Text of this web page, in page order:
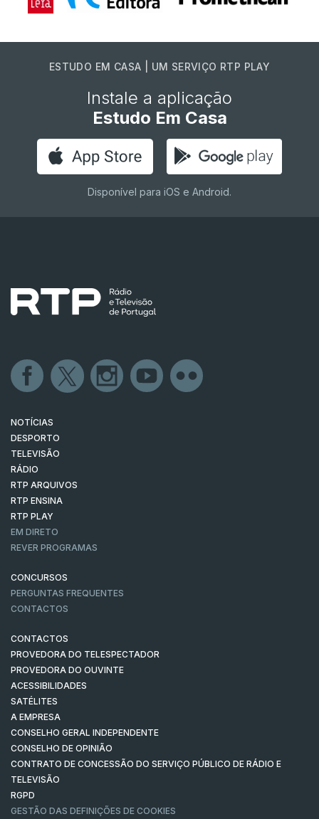
ESTUDO EM CASA | UM SERVIÇO RTP PLAY
Instale a aplicação
Estudo Em Casa
Disponível para iOS e Android.
NOTÍCIAS
DESPORTO
TELEVISÃO
RÁDIO
RTP ARQUIVOS
RTP ENSINA
RTP PLAY
EM DIRETO
REVER PROGRAMAS
CONCURSOS
PERGUNTAS FREQUENTES
CONTACTOS
CONTACTOS
PROVEDORA DO TELESPECTADOR
PROVEDORA DO OUVINTE
ACESSIBILIDADES
SATÉLITES
A EMPRESA
CONSELHO GERAL INDEPENDENTE
CONSELHO DE OPINIÃO
CONTRATO DE CONCESSÃO DO SERVIÇO PÚBLICO DE RÁDIO E
TELEVISÃO
RGPD
GESTÃO DAS DEFINIÇÕES DE COOKIES